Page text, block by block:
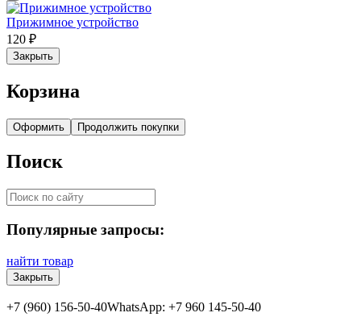
Прижимное устройство
120 ₽
Закрыть
Корзина
Оформить Продолжить покупки
Поиск
Популярные запросы:
найти товар
Закрыть
+7 (960) 156-50-40WhatsApp: +7 960 145-50-40